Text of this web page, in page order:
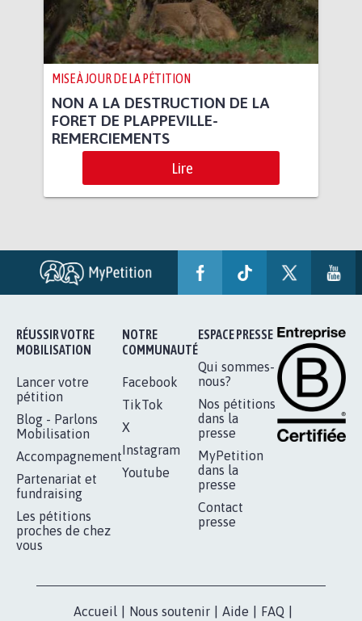
MISE À JOUR DE LA PÉTITION
NON A LA DESTRUCTION DE LA
FORET DE PLAPPEVILLE-
REMERCIEMENTS
Lire
RÉUSSIR VOTRE
MOBILISATION
Lancer votre
pétition
Blog - Parlons
Mobilisation
Accompagnement
Partenariat et
fundraising
Les pétitions
proches de chez
vous
NOTRE
COMMUNAUTÉ
Facebook
TikTok
X
Instagram
Youtube
ESPACE PRESSE
Qui sommes-
nous?
Nos pétitions
dans la
presse
MyPetition
dans la
presse
Contact
presse
Accueil Nous soutenir Aide FAQ